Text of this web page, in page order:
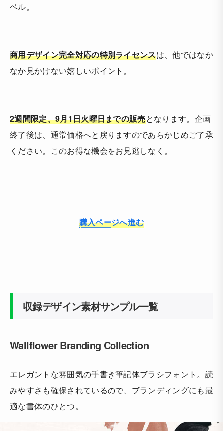
ベル。
商用デザイン完全対応の特別ライセンスは、他ではなか
なか見かけない嬉しいポイント。
2週間限定、9月1日火曜日までの販売となります。企画
終了後は、通常価格へと戻りますのであらかじめご了承
ください。このお得な機会をお見逃しなく。
購入ページへ進む
収録デザイン素材サンプル一覧
Wallflower Branding Collection
エレガントな雰囲気の手書き筆記体ブラシフォント。読
みやすさも確保されているので、ブランディングにも最
適な書体のひとつ。